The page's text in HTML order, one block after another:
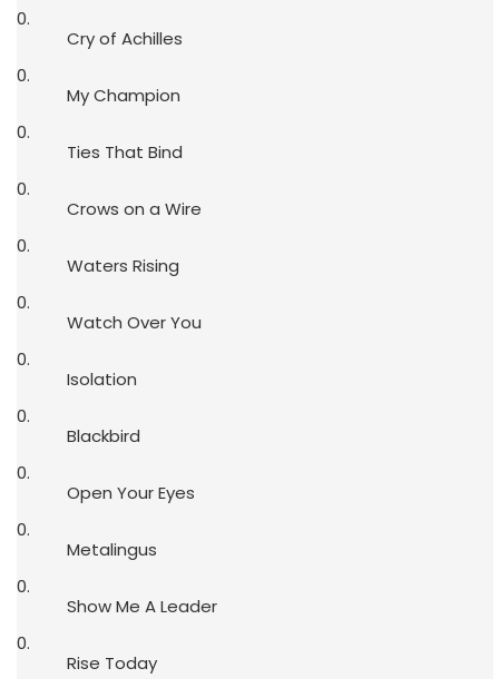
Cry of Achilles
My Champion
Ties That Bind
Crows on a Wire
Waters Rising
Watch Over You
Isolation
Blackbird
Open Your Eyes
Metalingus
Show Me A Leader
Rise Today